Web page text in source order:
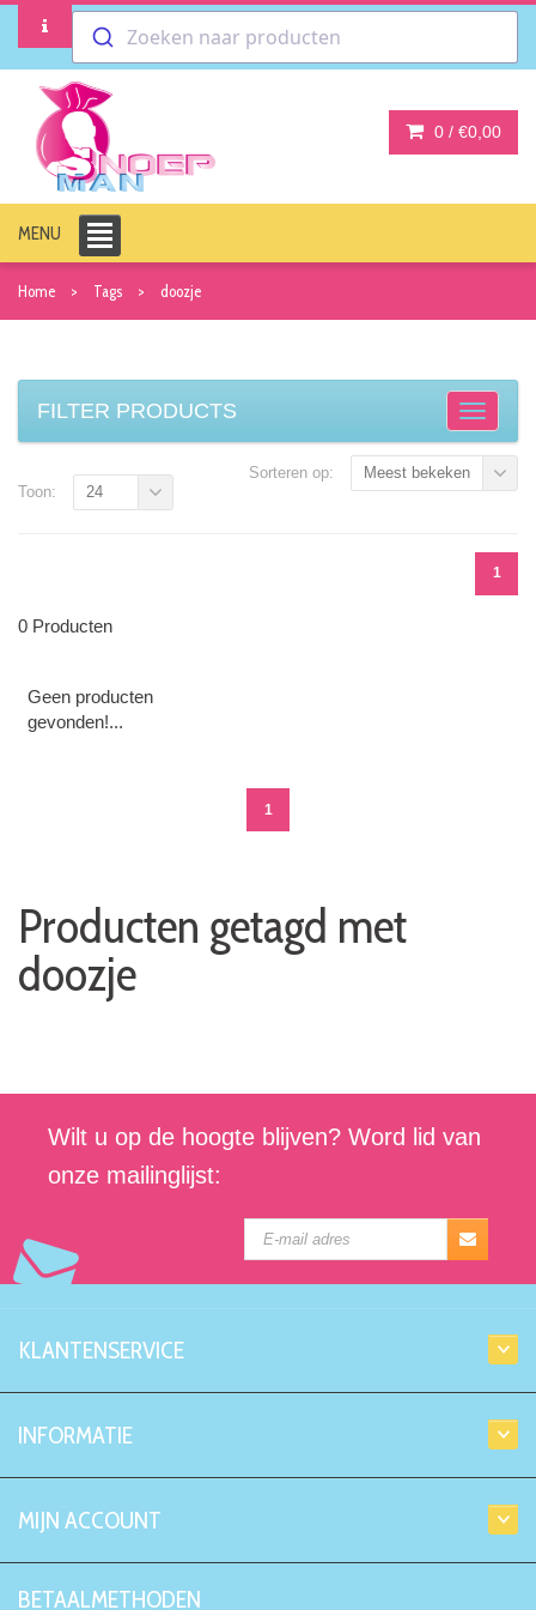
Zoeken naar producten
0 / €0,00
MENU
Home Tags doozje
FILTER PRODUCTS
Sorteren op: Meest bekeken
1
Toon: 24
0 Producten
Geen producten
gevonden!...
1
Producten getagd met
doozje
Wilt u op de hoogte blijven? Word lid van
onze mailinglijst:
KLANTENSERVICE
INFORMATIE
MIJN ACCOUNT
BETAALMETHODEN